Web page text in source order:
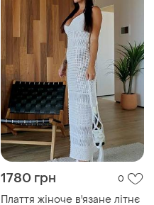
1780 грн 0
Плаття жіноче в'язане літнє